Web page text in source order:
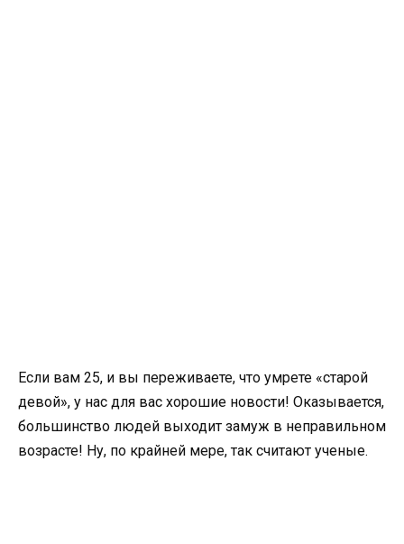
Если вам 25, и вы переживаете, что умрете «старой
девой», у нас для вас хорошие новости! Оказывается,
большинство людей выходит замуж в неправильном
возрасте! Ну, по крайней мере, так считают ученые.